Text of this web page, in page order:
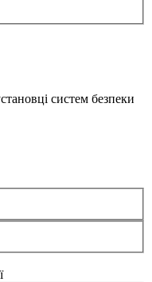
систем безпеки